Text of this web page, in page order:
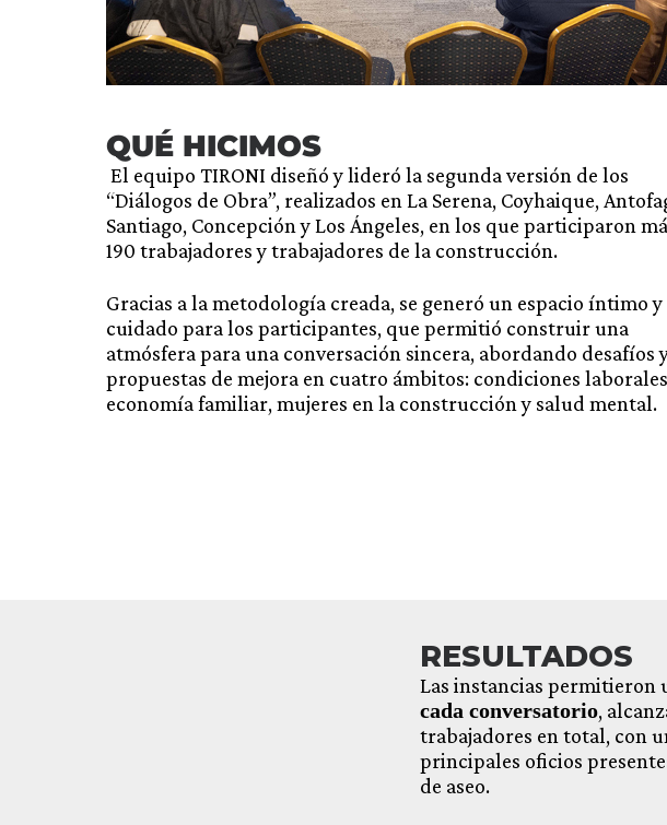
QUÉ HICIMOS
El equipo TIRONI diseñó y lideró la segunda versión de los
“Diálogos de Obra”, realizados en La Serena, Coyhaique,
Santiago, Concepción y Los Ángeles, en los que participaron
190 trabajadores y trabajadores de la construcción.
Gracias a la metodología creada, se generó un espacio íntimo y
cuidado para los participantes, que permitió construir una
atmósfera para una conversación sincera, abordando desafíos
propuestas de mejora en cuatro ámbitos: condiciones
economía familiar, mujeres en la construcción y salud mental.
RESULTADOS
Las instancias permitieron
cada conversatorio,
trabajadores en total, con
principales oficios
de aseo.